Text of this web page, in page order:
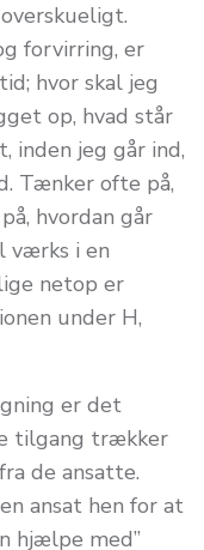
forvirring, er
hvor skal jeg
op, hvad står
inden jeg går ind,
Tænker ofte på,
hvordan går
værks i en
netop er
under H,
er det
tilgang trækker
de ansatte.
ansat hen for at
hjælpe med”